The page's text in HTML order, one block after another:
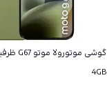
4GB